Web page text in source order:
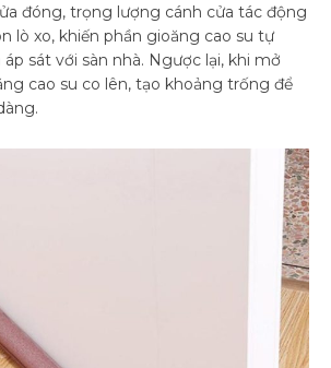
đóng, trọng lượng cánh cửa tác động
lò xo, khiến phần gioăng cao su tự
sát với sàn nhà. Ngược lại, khi mở
cao su co lên, tạo khoảng trống để